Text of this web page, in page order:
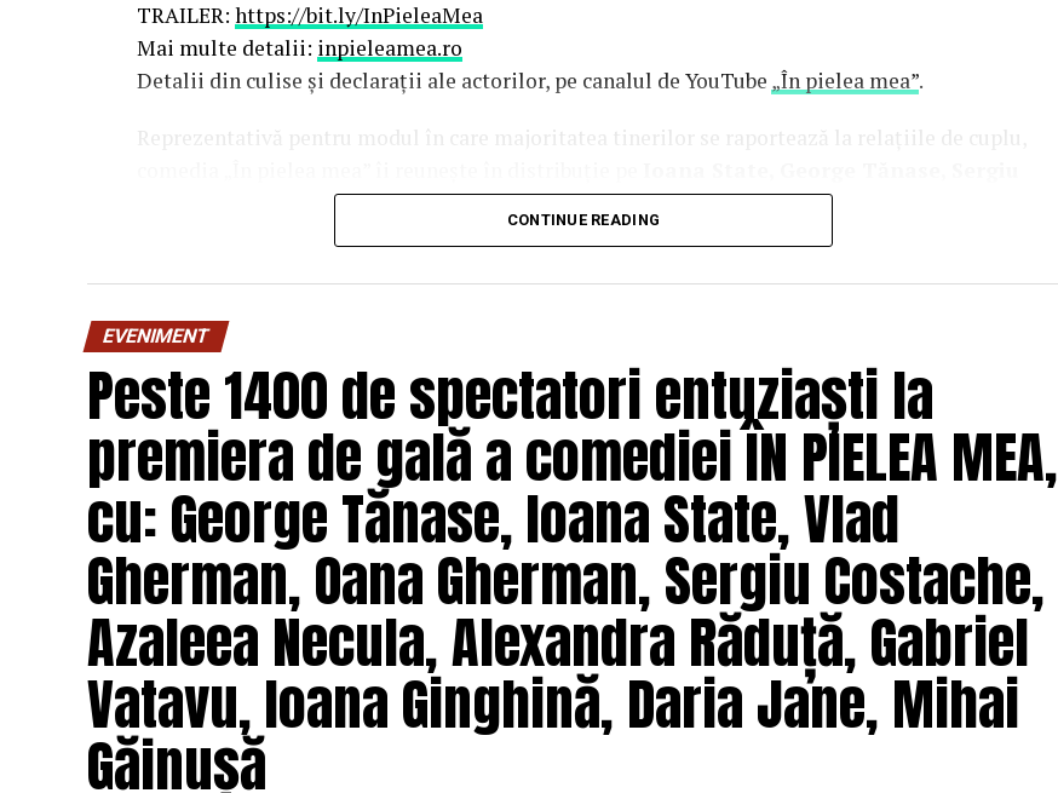
TRAILER: https://bit.ly/InPieleaMea
Mai multe detalii: inpieleamea.ro
Detalii din culise și declarații ale actorilor, pe canalul de YouTube „În pielea mea”.
Reprezentativă pentru modul în care majoritatea tinerilor se raportează la relațiile de cuplu,
Costache, Oana Gherman, Vlad Gherman, Azaleea Necula, Alexandra Răduță,
O comedie savuroasă despre un „schimb de roluri” pe care patru cupluri îl acceptă pe durata
unui weekend, ce se dovedește un mod haios prin care protagoniștii reușesc să-și cunoască
mai bine partenerii și să renunțe la orgolii și preconcepții, „
experiență de cinema relaxantă și amuzantă.
Regizorul și scenaristul Paul Decu, absolvent al Facultății de Teatru UNATC
„I.L.Caragiale” și al masteratului în regie de film de la MetFilm School Londra, a colaborat la
realizarea primului său lungmetraj cu o echipă de profesioniști din care fac parte
Pădurețu (imagine), Bogdan Ivanovici (sunet), Anca Miron (scenografie), Francisca
Vass (costume)
O comedie actuală și colorată, filmul „În pielea mea”are premiera națională pe 10
februarie, distribuit de T.R.I.B.E. Films.
Mai multe detalii, imagini de la filmări, fragmente din film și declarații din partea actorilor
sunt disponibile pe paginile social media ale filmului de
CONTINUE READING
EVENIMENT
Peste 1400 de spectatori entuziaști la
premiera de gală a comediei ÎN PIELEA MEA,
cu: George Tănase, Ioana State, Vlad
Gherman, Oana Gherman, Sergiu Costache,
Azaleea Necula, Alexandra Răduță, Gabriel
Vatavu, Ioana Ginghină, Daria Jane, Mihai
Găinușă